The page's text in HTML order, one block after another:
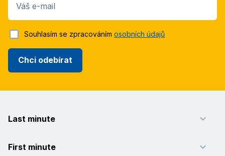
Váš e-mail
Chci odebírat
Souhlasím se zpracováním osobních údajů
Last minute
First minute